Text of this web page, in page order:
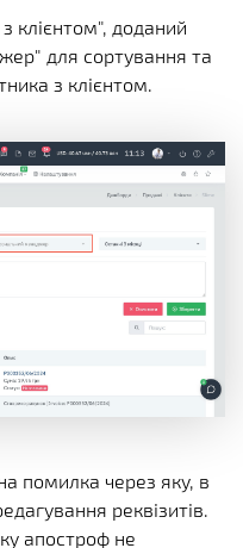
клієнтом", доданий
для сортування та
з клієнтом.
помилка через яку, в
реквізитів.
апостроф не